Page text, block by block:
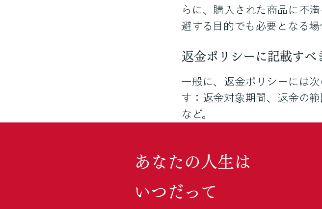
らに、購入された商品に不
避する目的でも必要となる場
返金ポリシーに記載すべ
一般に、返金ポリシーには
す：返金対象期間、返金の
など。
あなたの人生は
いつだって